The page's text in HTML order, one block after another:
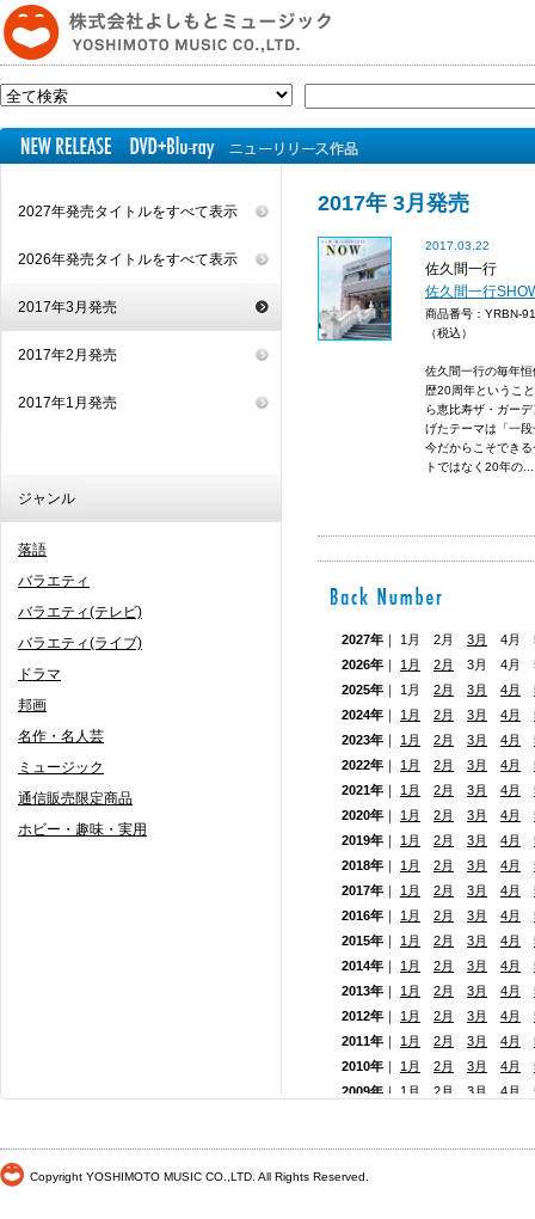
2027年発売タイトルをすべて表示
2026年発売タイトルをすべて表示
2017年3月発売
2017年2月発売
2017年1月発売
ジャンル
落語
バラエティ
バラエティ(テレビ)
バラエティ(ライブ)
ドラマ
邦画
名作・名人芸
ミュージック
通信販売限定商品
ホビー・趣味・実用
2017年 3月発売
2017.03.22
佐久間一行
佐久間一行
商品番号：YRBN-
（税込）
佐久間一行の毎年
歴20周年というこ
ら恵比寿ザ・ガー
げたテーマは「一
今だからこそでき
トではなく20年の...
2027年 ｜ 1月 2月 3月
4月
2026年 ｜ 1月 2月
3月 4月
2025年 ｜ 1月 2月 3月 4月
2024年 ｜ 1月 2月 3月 4月
2023年 ｜ 1月 2月 3月 4月
2022年 ｜ 1月 2月 3月 4月
2021年 ｜ 1月 2月 3月 4月
2020年 ｜ 1月 2月 3月 4月
2019年 ｜ 1月 2月 3月 4月
2018年 ｜ 1月 2月 3月 4月
2017年 ｜ 1月 2月 3月 4月
2016年 ｜ 1月 2月 3月 4月
2015年 ｜ 1月 2月 3月 4月
2014年 ｜ 1月 2月 3月 4月
2013年 ｜ 1月 2月 3月 4月
2012年 ｜ 1月 2月 3月 4月
2011年 ｜ 1月 2月 3月 4月
2010年 ｜ 1月 2月 3月 4月
2009年 ｜ 1月 2月 3月 4月
Copyright YOSHIMOTO MUSIC CO.,LTD. All Rights Reserved.